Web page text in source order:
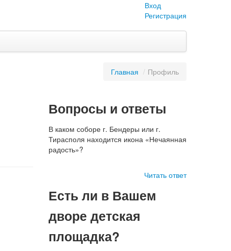
Вход
Регистрация
Главная / Профиль
Вопросы и ответы
В каком соборе г. Бендеры или г.
Тирасполя находится икона «Нечаянная
радость»?
Читать ответ
Есть ли в Вашем
дворе детская
площадка?